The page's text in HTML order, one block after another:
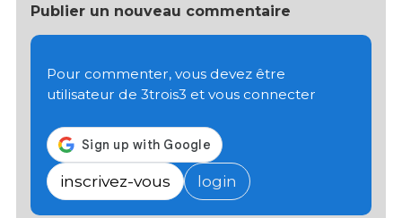
Publier un nouveau commentaire
Pour commenter, vous devez être
utilisateur de 3trois3 et vous connecter
inscrivez-vous login